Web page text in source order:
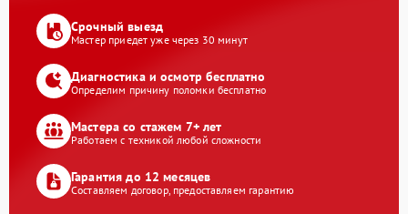
Срочный выезд
Мастер приедет уже через 30 минут
Диагностика и осмотр бесплатно
Определим причину поломки бесплатно
Мастера со стажем 7+ лет
Работаем с техникой любой сложности
Гарантия до 12 месяцев
Составляем договор, предоставляем гарантию